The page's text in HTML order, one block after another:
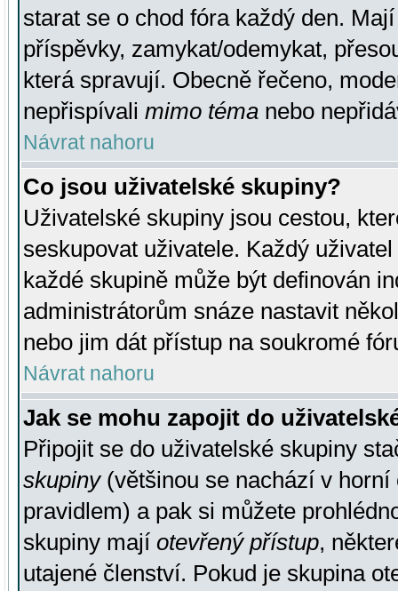
starat se o chod fóra každý den.
příspěvky, zamykat/odemykat,
která spravují. Obecně řečeno,
nepřispívali mimo téma nebo
Návrat nahoru
Co jsou uživatelské skupiny?
Uživatelské skupiny jsou cestou,
seskupovat uživatele. Každý
každé skupině může být definován
administrátorům snáze nastavit
nebo jim dát přístup na soukromé
Návrat nahoru
Jak se mohu zapojit do
Připojit se do uživatelské skupiny
skupiny(většinou se nachází v horní
pravidlem) a pak si můžete
skupiny mají otevřený přístup,
utajené členství. Pokud je skupina